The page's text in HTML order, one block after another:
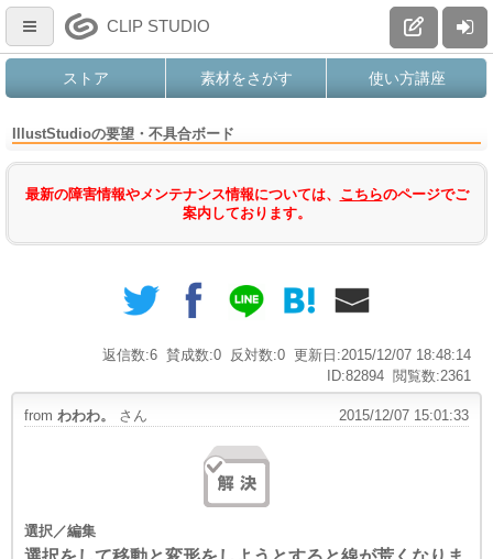
CLIP STUDIO
ストア 素材をさがす 使い方講座
IllustStudioの要望・不具合ボード
最新の障害情報やメンテナンス情報については、 こちらのページでご
案内しております。
更新日:2015/12/07 18:48:14
反対数:0
賛成数:0
返信数:6
閲覧数:2361
ID:82894
from わわわ。 さん 2015/12/07 15:01:33
選択／編集